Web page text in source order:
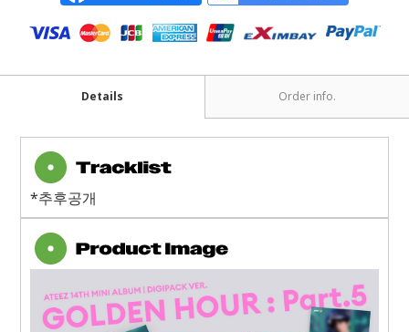
Details Order info.
*추후공개